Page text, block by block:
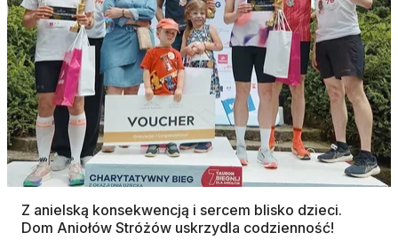
Z anielską konsekwencją i sercem blisko dzieci.
Dom Aniołów Stróżów uskrzydla codzienność!